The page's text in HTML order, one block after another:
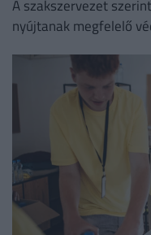
A szakszervezet
nyújtanak megfelelő
védelmében.